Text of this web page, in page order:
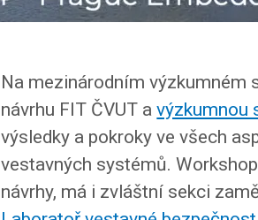
Na mezinárodním výzkumném
návrhu FIT ČVUT avýzkumnou
výsledky a pokroky ve všech
vestavných systémů.
návrhy, má i zvláštní sekci